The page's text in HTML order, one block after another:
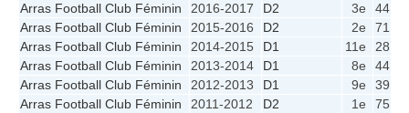
Arras Football Club Féminin
2016-2017 D2 3e 44
Arras Football Club Féminin
2015-2016 D2 2e 71
Arras Football Club Féminin
2014-2015 D1 11e 28
Arras Football Club Féminin
2013-2014 D1 8e 44
Arras Football Club Féminin
2012-2013 D1 9e 39
Arras Football Club Féminin
2011-2012 D2 1e 75